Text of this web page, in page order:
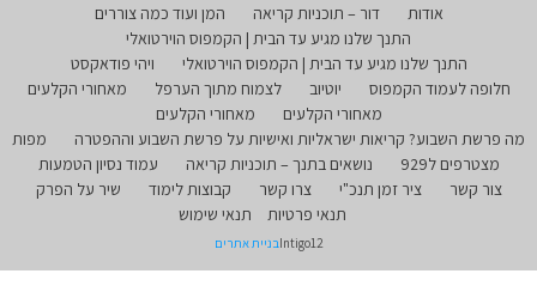
אודות
דור – תוכניות קריאה
המן ועוד כמה צוררים
התנך שלנו מגיע עד הבית | הקמפוס הוירטואלי
התנך שלנו מגיע עד הבית | הקמפוס הוירטואלי
ויהי פודאקסט
חלופה לעמוד הקמפוס
יוטיוב לצמוח מתוך הערפל
מאחורי הקלעים
מאחורי הקלעים
מאחורי הקלעים
מה פרשת השבוע? קריאות ישראליות ואישיות על פרשת השבוע וההפטרה
מפות
מצטרפים ל929
נושאים בתנך – תוכניות קריאה
עמוד נסיון הטמעות
צור קשר
ציר זמן תנכ"י צרו קשר קבוצות לימוד
שיר על הפרק
תנאי פרטיות
תנאי שימוש
Intigo12בניית אתרים